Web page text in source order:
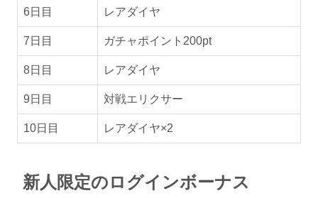
6日目 レアダイヤ
7日目 ガチャポイント200pt
8日目 レアダイヤ
9日目 対戦エリクサー
10日目 レアダイヤ×2
新人限定のログインボーナス